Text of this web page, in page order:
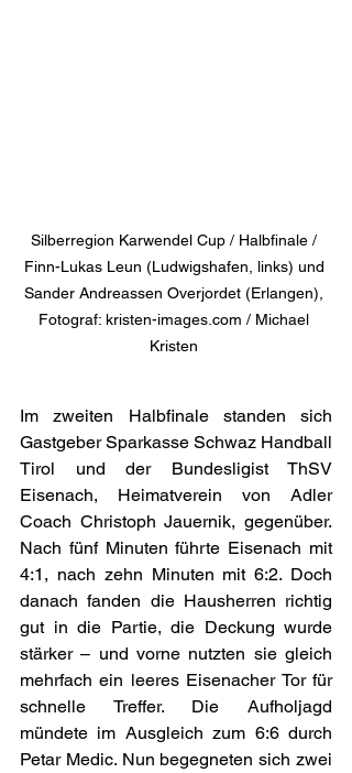
Silberregion Karwendel Cup / Halbfinale /
Finn-Lukas Leun (Ludwigshafen, links) und
Sander Andreassen Overjordet (Erlangen),
Fotograf: kristen-images.com / Michael
Kristen
Im zweiten Halbfinale standen sich
Gastgeber Sparkasse Schwaz Handball
Tirol und der Bundesligist ThSV
Eisenach, Heimatverein von Adler
Coach Christoph Jauernik, gegenüber.
Nach fünf Minuten führte Eisenach mit
4:1, nach zehn Minuten mit 6:2. Doch
danach fanden die Hausherren richtig
gut in die Partie, die Deckung wurde
stärker – und vorne nutzten sie gleich
mehrfach ein leeres Eisenacher Tor für
schnelle Treffer. Die Aufholjagd
mündete im Ausgleich zum 6:6 durch
Petar Medic. Nun begegneten sich zwei